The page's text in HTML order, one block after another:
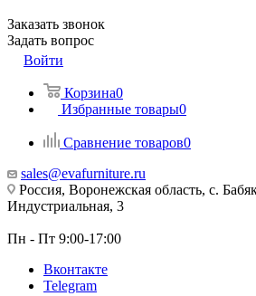
Заказать звонок
Задать вопрос
Войти
Корзина0
Избранные товары0
Сравнение товаров0
sales@evafurniture.ru
Россия, Воронежская область, с.
Индустриальная, 3
Пн - Пт 9:00-17:00
Вконтакте
Telegram